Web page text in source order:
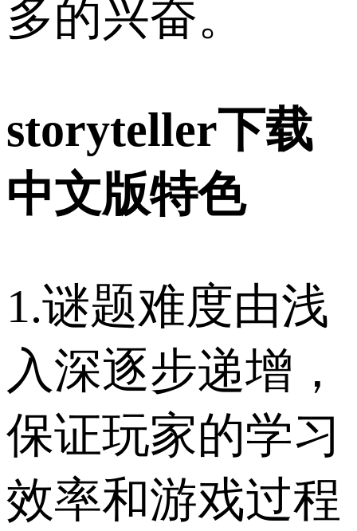
多的兴奋。
storyteller下载
中文版特色
1.谜题难度由浅
入深逐步递增，
保证玩家的学习
效率和游戏过程